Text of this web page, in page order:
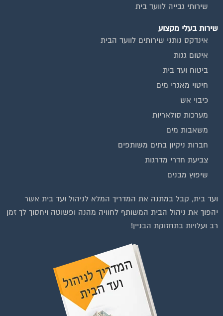
שירותי גבייה לוועד בית
שירות בעלי מקצוע
אינדקס נותני שירותים לוועד הבית
איטום גגות
ביטוח ועד בית
חיטוי מאגרי מים
כיבוי אש
מערכות סולאריות
משאבות מים
חברות ניקיון בתים משותפים
צביעת חדרי מדרגות
שיפוץ מבנים
ועד בית, קבל במתנה את המדריך המלא לניהול ועד בית אשר
יהפוך את ניהול הבית המשותף לחוויה מהנה ופשוטה ויחסוך לך זמן
רב ועלויות בתחזוקת הבניין!
לחצו על התמונה או על הכפתור ושלחו בקשת הצטרפות בדף
לחץ למעבר לקבוצה